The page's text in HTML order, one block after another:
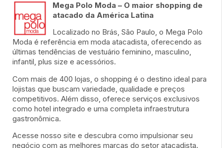
Mega Polo Moda – O maior shopping de
atacado da América Latina
Localizado no Brás, São Paulo, o Mega Polo
Moda é referência em moda atacadista, oferecendo as
últimas tendências de vestuário feminino, masculino,
infantil, plus size e acessórios.
Com mais de 400 lojas, o shopping é o destino ideal para
lojistas que buscam variedade, qualidade e preços
competitivos. Além disso, oferece serviços exclusivos
como hotel integrado e uma completa infraestrutura
gastronômica.
Acesse nosso site e descubra como impulsionar seu
negócio com as melhores marcas do setor atacadista.